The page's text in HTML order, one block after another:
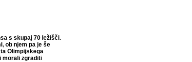
s skupaj 70 ležišči.
ob njem pa je še
Olimpijskega
morali zgraditi